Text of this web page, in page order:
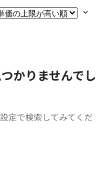
かりませんでし
定で検索してみてくだ